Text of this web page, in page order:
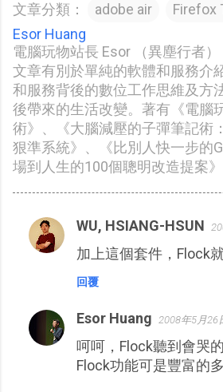
文章分類： adobe air
Firefox
Esor Huang
電腦玩物站長 Esor （異塵行者
文章有別於單純的軟體和服務介
和服務背後的數位工作思維及方
後帶來的生活改變。著有《電腦
術》、《大腦減壓的子彈筆記術
狠準系統》、《比別人快一步的
場到人生的100個聰明改造提案》
留
言
WU, HSIANG-HSUN
加上這個套件，Flock
回覆
Esor Huang 2008年5月26
呵呵，Flock聽到會哭
Flock功能可是豐富的